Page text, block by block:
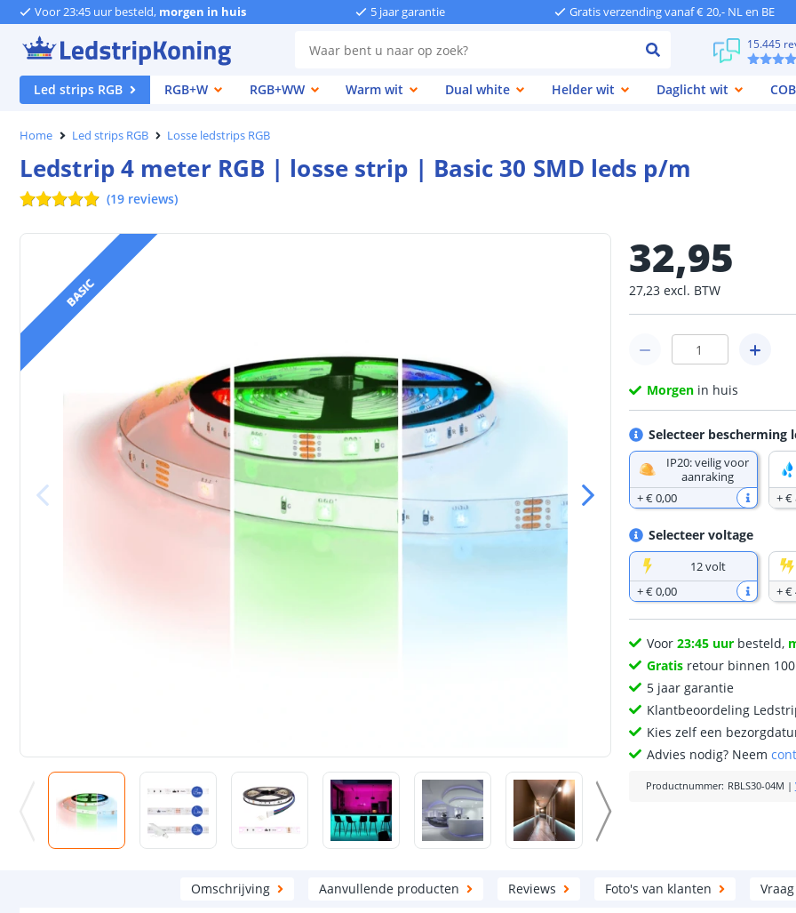
Voor 23:45 uur besteld, morgen in huis 5 jaar garantie Gratis verzending vanaf € 20,- NL en BE
15.445
Led strips RGB
RGB+W RGB+WW Warm wit Dual white Helder wit Daglicht wit COB
Home Led strips RGB Losse ledstrips RGB
Ledstrip 4 meter RGB | losse strip | Basic 30 SMD leds p/m
(19 reviews)
BASIC
32,95
27,23 excl. BTW
Morgen in huis
Selecteer bescherming
IP20: veilig voor
aanraking
+€ 0,00
+€
Selecteer voltage
12 volt
+€ 0,00
+€
Voor23:45 uur besteld,
Gratis retour binnen
5 jaar garantie
Klantbeoordeling
Kies zelf een
Advies nodig? Neem
Productnummer: RBLS30-04M |
Omschrijving Aanvullende producten Reviews Foto's van klanten